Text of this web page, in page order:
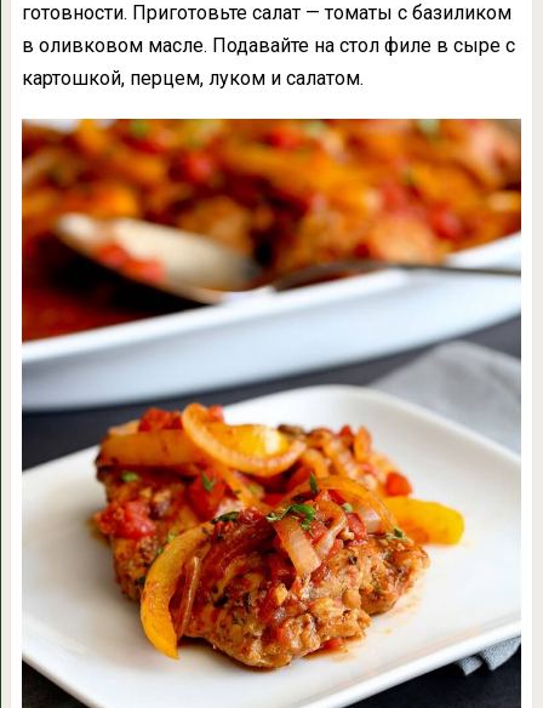
готовности. Приготовьте салат — томаты с базиликом
в оливковом масле. Подавайте на стол филе в сыре с
картошкой, перцем, луком и салатом.